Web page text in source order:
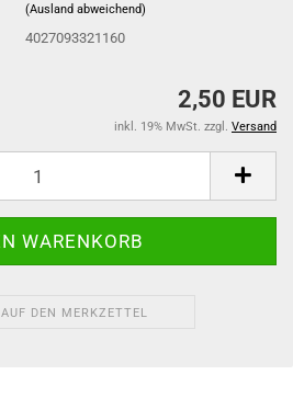
(Ausland abweichend)
4027093321160
2,50 EUR
inkl. 19% MwSt. zzgl. Versand
AUF DEN MERKZETTEL